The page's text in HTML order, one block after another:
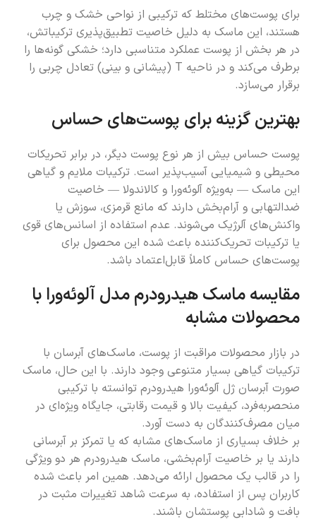
برای پوست‌های مختلط که ترکیبی از نواحی خشک و چرب
هستند، این ماسک به دلیل خاصیت تطبیق‌پذیری ترکیباتش،
در هر بخش از پوست عملکرد متناسبی دارد؛ خشکی گونه‌ها را
برطرف می‌کند و در ناحیه T (پیشانی و بینی) تعادل چربی را
برقرار می‌سازد.
بهترین گزینه برای پوست‌های حساس
پوست حساس بیش از هر نوع پوست دیگر، در برابر تحریکات
محیطی و شیمیایی آسیب‌پذیر است. ترکیبات ملایم و گیاهی
این ماسک — به‌ویژه آلوئه‌ورا و کالاندولا — خاصیت
ضدالتهابی و آرام‌بخش دارند که مانع قرمزی، سوزش یا
واکنش‌های آلرژیک می‌شوند. عدم استفاده از اسانس‌های قوی
یا ترکیبات تحریک‌کننده باعث شده این محصول برای
پوست‌های حساس کاملاً قابل‌اعتماد باشد.
مقایسه ماسک هیدرودرم مدل آلوئه‌ورا با
محصولات مشابه
در بازار محصولات مراقبت از پوست، ماسک‌های آبرسان با
ترکیبات گیاهی بسیار متنوعی وجود دارند. با این حال، ماسک
صورت آبرسان ژل آلوئه‌ورا هیدرودرم توانسته با ترکیبی
منحصربه‌فرد، کیفیت بالا و قیمت رقابتی، جایگاه ویژه‌ای در
میان مصرف‌کنندگان به دست آورد.
بر خلاف بسیاری از ماسک‌های مشابه که یا تمرکز بر آبرسانی
دارند یا بر خاصیت آرام‌بخشی، ماسک هیدرودرم هر دو ویژگی
را در قالب یک محصول ارائه می‌دهد. همین امر باعث شده
کاربران پس از استفاده، به سرعت شاهد تغییرات مثبت در
بافت و شادابی پوستشان باشند.